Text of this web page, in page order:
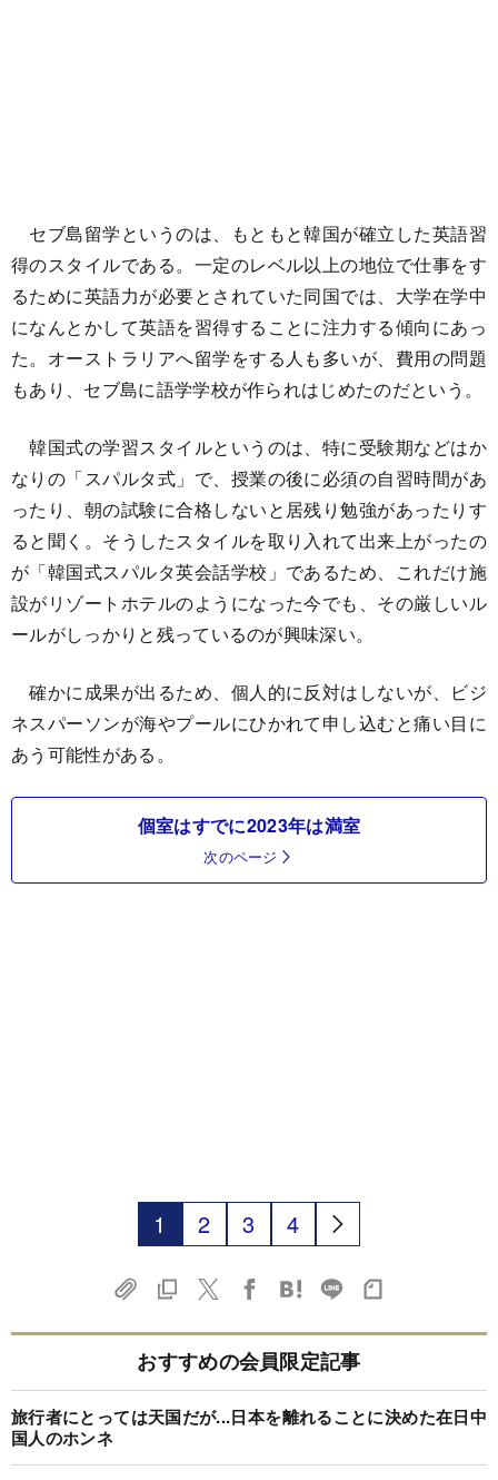
セブ島留学というのは、もともと韓国が確立した英語習
得のスタイルである。一定のレベル以上の地位で仕事をす
るために英語力が必要とされていた同国では、大学在学中
になんとかして英語を習得することに注力する傾向にあっ
た。オーストラリアへ留学をする人も多いが、費用の問題
もあり、セブ島に語学学校が作られはじめたのだという。
韓国式の学習スタイルというのは、特に受験期などはか
なりの「スパルタ式」で、授業の後に必須の自習時間があ
ったり、朝の試験に合格しないと居残り勉強があったりす
ると聞く。そうしたスタイルを取り入れて出来上がったの
が「韓国式スパルタ英会話学校」であるため、これだけ施
設がリゾートホテルのようになった今でも、その厳しいル
ールがしっかりと残っているのが興味深い。
確かに成果が出るため、個人的に反対はしないが、ビジ
ネスパーソンが海やプールにひかれて申し込むと痛い目に
あう可能性がある。
個室はすでに2023年は満室
次のページ
1 2 3 4
おすすめの会員限定記事
旅行者にとっては天国だが...日本を離れることに決めた在日中
国人のホンネ